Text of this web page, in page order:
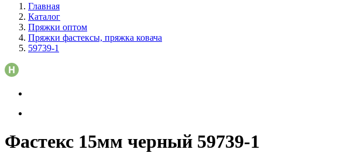
Главная
Каталог
Пряжки оптом
Пряжки фастексы, пряжка ковача
59739-1
Фастекс 15мм черный 59739-1